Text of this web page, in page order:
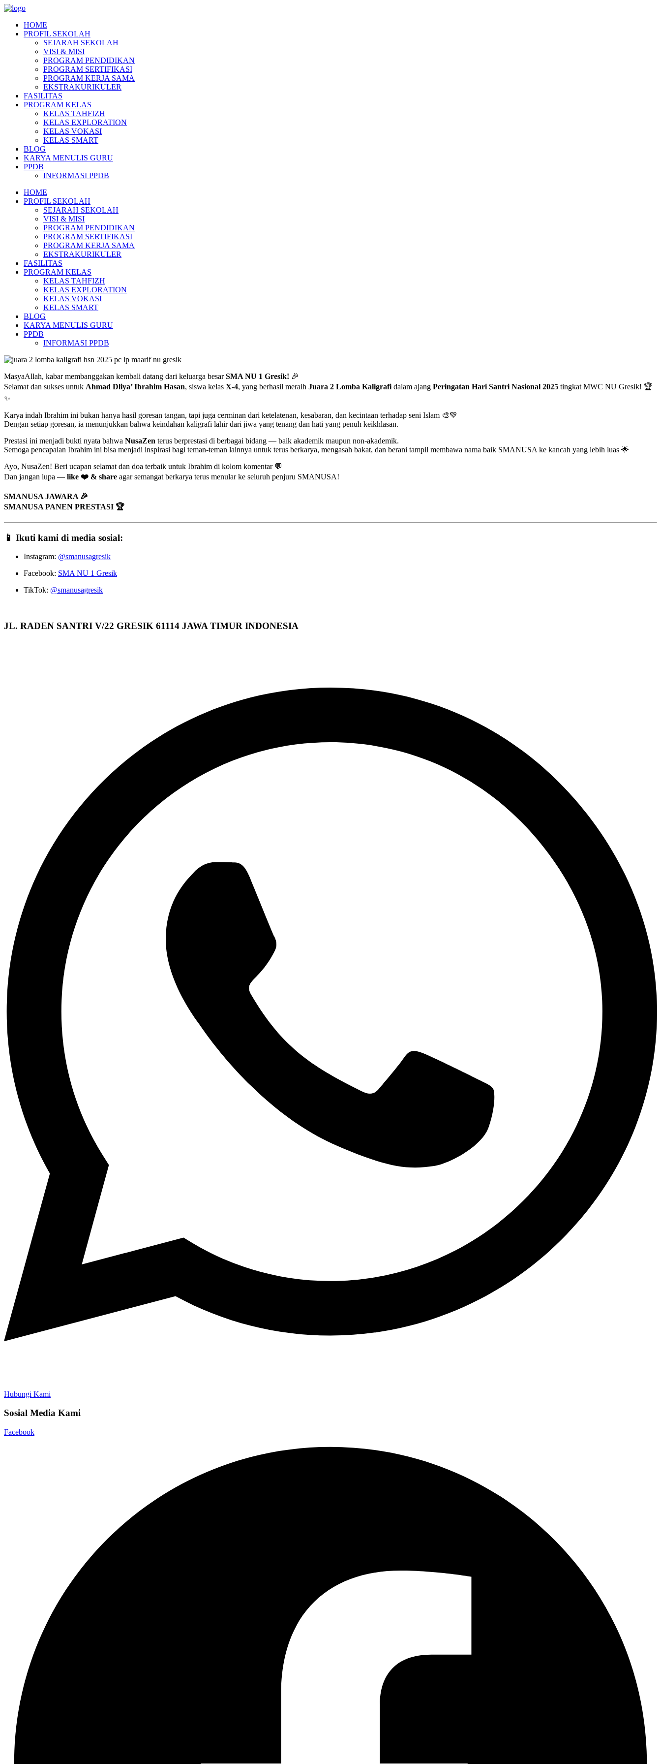
HOME
PROFIL SEKOLAH
SEJARAH SEKOLAH
VISI & MISI
PROGRAM PENDIDIKAN
PROGRAM SERTIFIKASI
PROGRAM KERJA SAMA
EKSTRAKURIKULER
FASILITAS
PROGRAM KELAS
KELAS TAHFIZH
KELAS EXPLORATION
KELAS VOKASI
KELAS SMART
BLOG
KARYA MENULIS GURU
PPDB
INFORMASI PPDB
HOME
PROFIL SEKOLAH
SEJARAH SEKOLAH
VISI & MISI
PROGRAM PENDIDIKAN
PROGRAM SERTIFIKASI
PROGRAM KERJA SAMA
EKSTRAKURIKULER
FASILITAS
PROGRAM KELAS
KELAS TAHFIZH
KELAS EXPLORATION
KELAS VOKASI
KELAS SMART
BLOG
KARYA MENULIS GURU
PPDB
INFORMASI PPDB
MasyaAllah, kabar membanggakan kembali datang dari keluarga besarSMA NU 1 Gresik! 🎉
Selamat dan sukses untuk Ahmad Dliya’ Ibrahim Hasan, siswa kelas X-4, yang berhasil meraih Juara 2 Lomba Kaligrafi dalam ajang Peringatan Hari Santri Nasional 2025 tingkat MWC NU Gresik! 🏆
✨
Karya indah Ibrahim ini bukan hanya hasil goresan tangan, tapi juga cerminan dari ketelatenan, kesabaran, dan kecintaan terhadap seni Islam 🎨💚
Dengan setiap goresan, ia menunjukkan bahwa keindahan kaligrafi lahir dari jiwa yang tenang dan hati yang penuh keikhlasan.
Prestasi ini menjadi bukti nyata bahwa NusaZen terus berprestasi di berbagai bidang — baik akademik maupun non-akademik.
Semoga pencapaian Ibrahim ini bisa menjadi inspirasi bagi teman-teman lainnya untuk terus berkarya, mengasah bakat, dan berani tampil membawa nama baik SMANUSA ke kancah yang lebih luas 🌟
Ayo, NusaZen! Beri ucapan selamat dan doa terbaik untuk Ibrahim di kolom komentar 💬
Dan jangan lupa — like ❤️ & share agar semangat berkarya terus menular ke seluruh penjuru SMANUSA!
SMANUSA JAWARA 🎉
SMANUSA PANEN PRESTASI 🏆
📱 Ikuti kami di media sosial:
Instagram: @smanusagresik
Facebook: SMA NU 1 Gresik
TikTok: @smanusagresik
JL. RADEN SANTRI V/22 GRESIK 61114 JAWA TIMUR INDONESIA
Hubungi Kami
Sosial Media Kami
Facebook